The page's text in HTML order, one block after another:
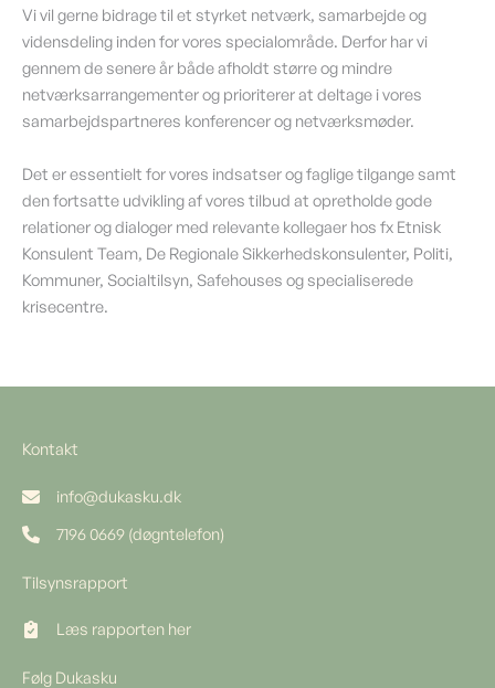
Vi vil gerne bidrage til et styrket netværk, samarbejde og
vidensdeling inden for vores specialområde. Derfor har vi
gennem de senere år både afholdt større og mindre
netværksarrangementer og prioriterer at deltage i vores
samarbejdspartneres konferencer og netværksmøder.
Det er essentielt for vores indsatser og faglige tilgange samt
den fortsatte udvikling af vores tilbud at opretholde gode
relationer og dialoger med relevante kollegaer hos fx Etnisk
Konsulent Team, De Regionale Sikkerhedskonsulenter, Politi,
Kommuner, Socialtilsyn, Safehouses og specialiserede
krisecentre.
Kontakt
info@dukasku.dk
7196 0669 (døgntelefon)
Tilsynsrapport
Læs rapporten her
Følg Dukasku